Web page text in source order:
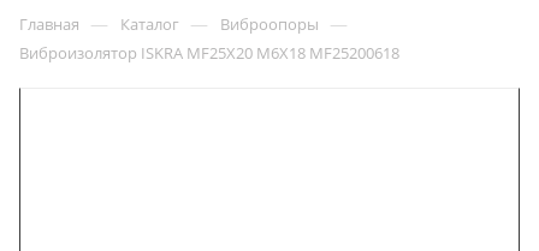
Главная — Каталог — Виброопоры —
Виброизолятор ISKRA MF25X20 M6X18 MF25200618